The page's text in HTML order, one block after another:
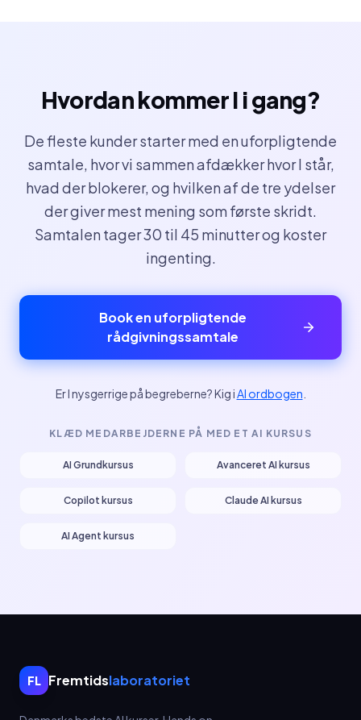
Hvordan kommer I i gang?
De fleste kunder starter med en uforpligtende
samtale, hvor vi sammen afdækker hvor I står,
hvad der blokerer, og hvilken af de tre ydelser
der giver mest mening som første skridt.
Samtalen tager 30 til 45 minutter og koster
ingenting.
Book en uforpligtende
rådgivningssamtale
Er I nysgerrige på begreberne? Kig iAI ordbogen
KLÆD MEDARBEJDERNE PÅ MED ET AI KURSUS
AI Grundkursus Avanceret AI kursus
Copilot kursus Claude AI kursus
AI Agent kursus
FL Fremtidslaboratoriet